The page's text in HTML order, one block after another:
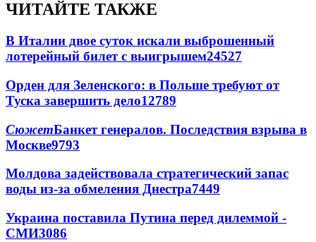
ЧИТАЙТЕ ТАКЖЕ
В Италии двое суток искали выброшенный
лотерейный билет с выигрышем24527
Орден для Зеленского: в Польше требуют от
Туска завершить дело12789
СюжетБанкет генералов. Последствия взрыва в
Москве9793
Молдова задействовала стратегический запас
воды из-за обмеления Днестра7449
Украина поставила Путина перед дилеммой -
СМИ3086